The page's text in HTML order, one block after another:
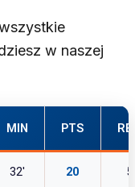
w naszej
MIN PTS
32′ 20 5